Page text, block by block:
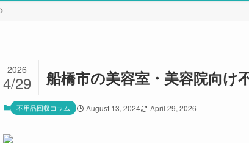
船橋市の美容室・美容院向け
2026
4/29
不用品回収コラム August 13, 2024 April 29, 2026